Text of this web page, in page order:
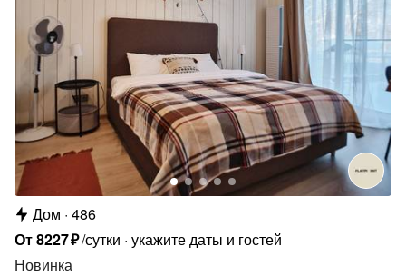
Дом 486
От8227₽/сутки укажите даты и гостей
Новинка